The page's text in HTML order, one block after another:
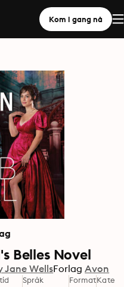
Kom i gang nå
Belles Novel
Jane WellsForlag Avon
Språk Format